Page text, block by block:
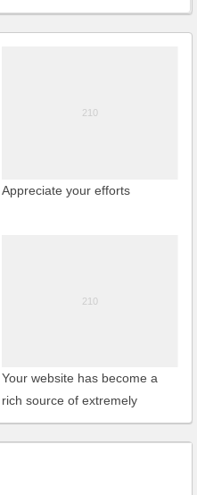
Appreciate your efforts
Your website has become a
rich source of extremely
important, literally vital
information